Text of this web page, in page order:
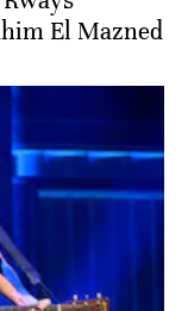
El Mazned